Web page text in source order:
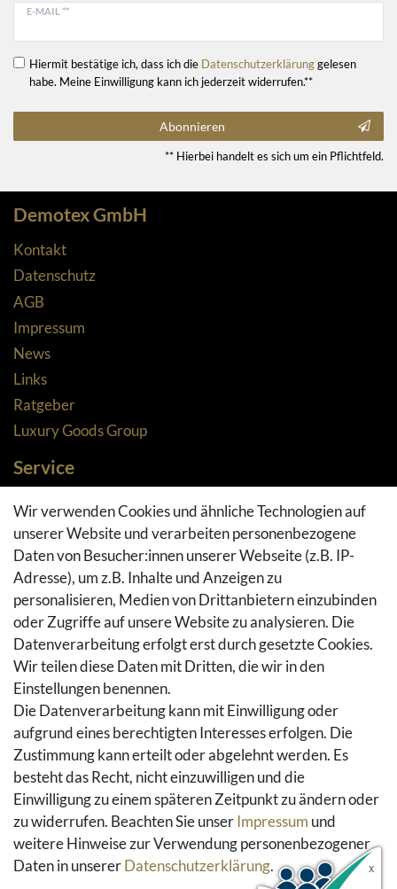
E-MAIL **
Hiermit bestätige ich, dass ich die Daten­schutz­erklärunggelesen
habe. Meine Einwilligung kann ich jederzeit widerrufen.**
Abonnieren
** Hierbei handelt es sich um ein Pflichtfeld.
Demotex GmbH
Kontakt
Datenschutz
AGB
Impressum
News
Links
Ratgeber
Luxury Goods Group
Service
Zahlungsarten
Versandarten & -kosten
Widerrufsrecht
Rückgaberecht
Vertrag widerrufen
Warenkorb
Hilfe
Social Media
Facebook
Instagram
Pinterest
Youtube
Houzz
Wir verwenden Cookies und ähnliche Technologien auf
unserer Website und verarbeiten personenbezogene
Daten von Besucher:innen unserer Webseite (z.B. IP-
Adresse), um z.B. Inhalte und Anzeigen zu
personalisieren, Medien von Drittanbietern einzubinden
oder Zugriffe auf unsere Website zu analysieren. Die
Datenverarbeitung erfolgt erst durch gesetzte Cookies.
Wir teilen diese Daten mit Dritten, die wir in den
Einstellungen benennen.
Die Datenverarbeitung kann mit Einwilligung oder
aufgrund eines berechtigten Interesses erfolgen. Die
Zustimmung kann erteilt oder abgelehnt werden. Es
besteht das Recht, nicht einzuwilligen und die
Einwilligung zu einem späteren Zeitpunkt zu ändern oder
zu widerrufen. Beachten Sie unserImpressum und
weitere Hinweise zur Verwendung personenbezogener
Daten in unsererDaten­schutz­erklärung.